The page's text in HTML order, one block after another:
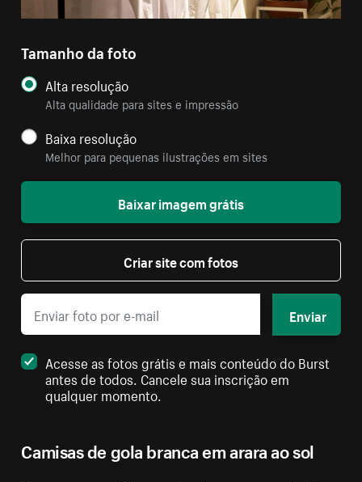
Camisas de gola branca em arara ao sol
Tamanho da foto
Alta resolução
Alta qualidade para sites e impressão
Baixa resolução
Melhor para pequenas ilustrações em sites
Baixar imagem grátis
Criar site com fotos
Enviar
Acesse as fotos grátis e mais conteúdo do Burst
antes de todos. Cancele sua inscrição em
qualquer momento.